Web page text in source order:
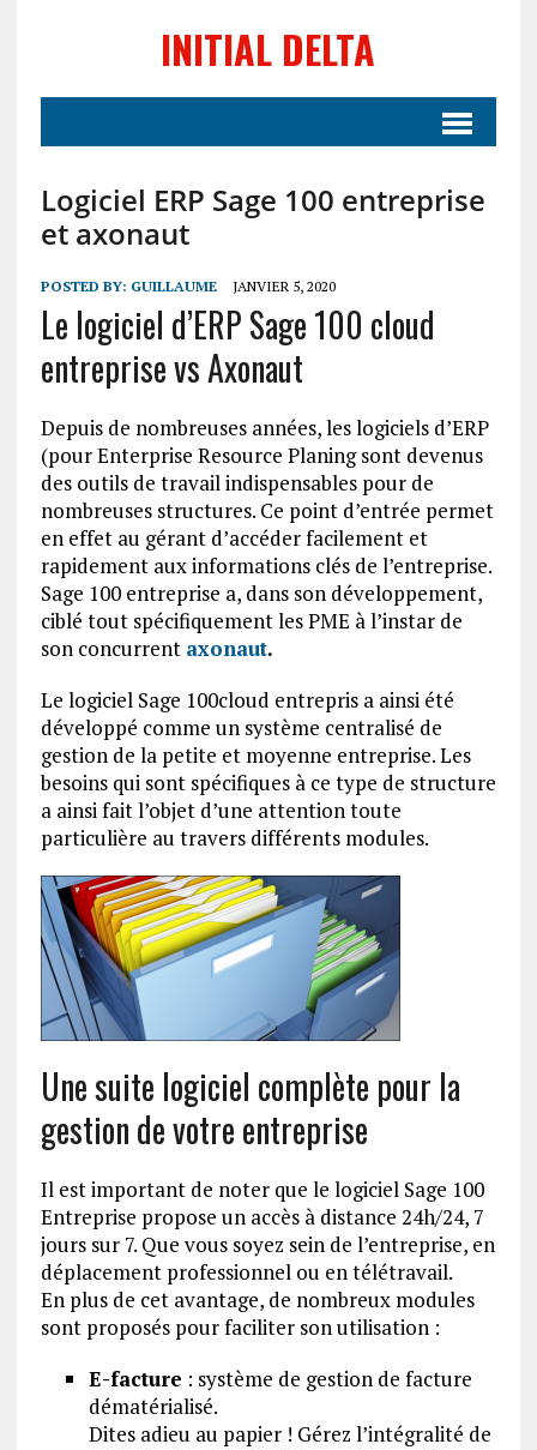
INITIAL DELTA
Logiciel ERP Sage 100 entreprise
et axonaut
POSTED BY: GUILLAUME JANVIER 5, 2020
Le logiciel d’ERP Sage 100 cloud
entreprise vs Axonaut
Depuis de nombreuses années, les logiciels d’ERP
(pour Enterprise Resource Planing sont devenus
des outils de travail indispensables pour de
nombreuses structures. Ce point d’entrée permet
en effet au gérant d’accéder facilement et
rapidement aux informations clés de l’entreprise.
Sage 100 entreprise a, dans son développement,
ciblé tout spécifiquement les PME à l’instar de
son concurrent axonaut.
Le logiciel Sage 100cloud entrepris a ainsi été
développé comme un système centralisé de
gestion de la petite et moyenne entreprise. Les
besoins qui sont spécifiques à ce type de structure
a ainsi fait l’objet d’une attention toute
particulière au travers différents modules.
Une suite logiciel complète pour la
gestion de votre entreprise
Il est important de noter que le logiciel Sage 100
Entreprise propose un accès à distance 24h/24, 7
jours sur 7. Que vous soyez sein de l’entreprise, en
déplacement professionnel ou en télétravail.
En plus de cet avantage, de nombreux modules
sont proposés pour faciliter son utilisation :
E-facture : système de gestion de facture
dématérialisé.
Dites adieu au papier ! Gérez l’intégralité de